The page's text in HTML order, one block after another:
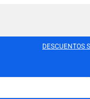
DESCUENTOS